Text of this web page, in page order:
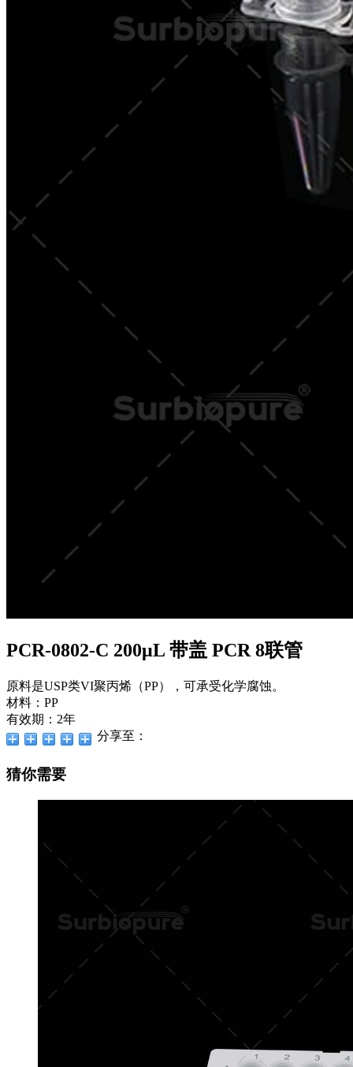
PCR-0802-C 200μL 带盖 PCR 8联管
原料是USP类VI聚丙烯（PP），可承受化学腐蚀。
材料：PP
有效期：2年
分享至：
猜你需要